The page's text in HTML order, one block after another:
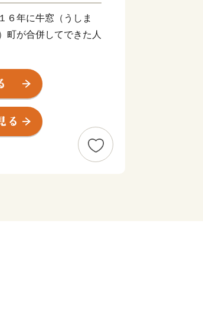
６年に牛窓（うしま
町が合併してできた人
古い街並みが残る市南
な港町です。牛窓オリ
と優しい潮風は来訪者